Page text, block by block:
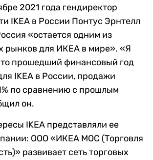
2021 года гендиректор
IKEA в России Понтус Эрнтелл
«остается одним из
рынков для ИКЕА в мире». «Я
прошедший финансовый год
IKEA в России, продажи
по сравнению с прошлым
он.
IKEA представляли ее
ООО «ИКЕА МОС (Торговля
развивает сеть торговых